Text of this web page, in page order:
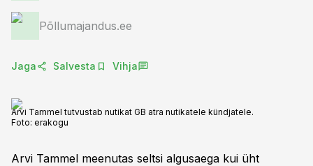
Põllumajandus.ee
Jaga Salvesta Vihja
Arvi Tammel tutvustab nutikat GB atra nutikatele kündjatele.
Foto: erakogu
Arvi Tammel meenutas seltsi algusaega kui üht